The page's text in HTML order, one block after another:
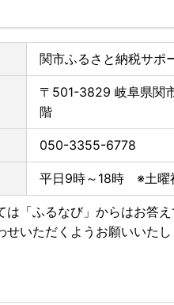
関市ふるさと納税サポ
〒501-3829 岐阜県関
階
050-3355-6778
平日9時～18時 ※土曜
「ふるなび」からはお答え
いただくようお願いいたし